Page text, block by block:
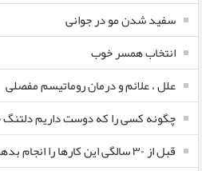
سفید شدن مو در جوانی
انتخاب همسر خوب
علل ، علائم و درمان روماتیسم مفصلی
چگونه کسی را که دوست داریم
قبل از ۳۰ سالگی این کارها را انجام بدهید